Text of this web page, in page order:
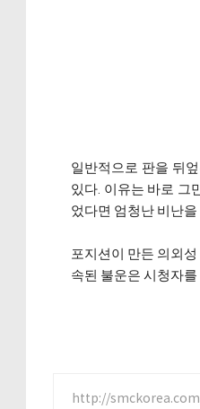
일반적으로 판을 뒤
있다. 이유는 바로 그
었다면 엄청난 비난
포지션이 만든 의외
속된 불운은 시청자
http://